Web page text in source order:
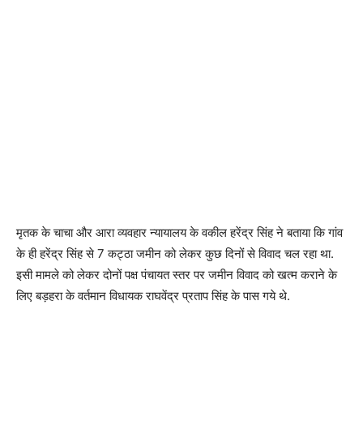
मृतक के चाचा और आरा व्यवहार न्यायालय के वकील हरेंद्र सिंह ने बताया कि गांव
के ही हरेंद्र सिंह से 7 कट्ठा जमीन को लेकर कुछ दिनों से विवाद चल रहा था.
इसी मामले को लेकर दोनों पक्ष पंचायत स्तर पर जमीन विवाद को खत्म कराने के
लिए बड़हरा के वर्तमान विधायक राघवेंद्र प्रताप सिंह के पास गये थे.